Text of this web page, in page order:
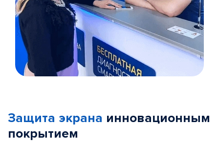
5
Защита экрана инновационным
покрытием